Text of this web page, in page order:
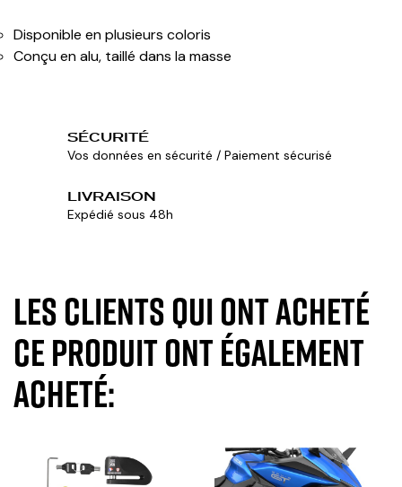
Disponible en plusieurs coloris
Conçu en alu, taillé dans la masse
SÉCURITÉ
Vos données en sécurité / Paiement sécurisé
LIVRAISON
Expédié sous 48h
Les clients qui ont acheté
ce produit ont également
acheté: